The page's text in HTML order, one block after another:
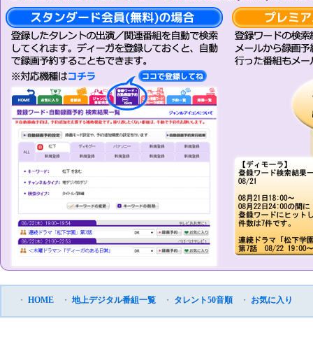
・ HOME ・ 地上デジタル番組一覧 ・ タレント50音順 ・ お気に入り